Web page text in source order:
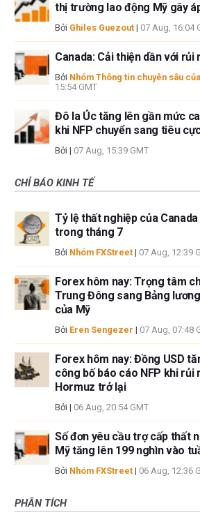
thị trường lao động Mỹ gây
Bởi Ghiles Guezout | 07 Aug, 16:04
Canada: Cải thiện dần với rủi
Bởi Nhóm Thông tin chuyên sâu
15:54 GMT
Đô la Úc tăng lên gần mức
khi NFP chuyển sang tiêu
Bởi | 07 Aug, 15:39 GMT
CHỈ BÁO KINH TẾ
Tỷ lệ thất nghiệp của
trong tháng 7
Bởi Nhóm FXStreet | 07 Aug, 12:39
Forex hôm nay: Trọng tâm
Trung Đông sang Bảng
của Mỹ
Bởi Eren Sengezer | 07 Aug, 07:48
Forex hôm nay: Đồng USD
công bố báo cáo NFP khi rủi
Hormuz trở lại
Bởi | 06 Aug, 20:54 GMT
Số đơn yêu cầu trợ cấp thất
Mỹ tăng lên 199 nghìn vào
Bởi Nhóm FXStreet | 06 Aug, 12:36
PHÂN TÍCH